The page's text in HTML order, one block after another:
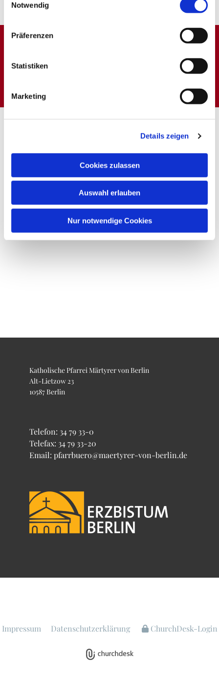
Notwendig
Präferenzen
Statistiken
Marketing
Details zeigen
Cookies zulassen
Auswahl erlauben
Nur notwendige Cookies
Katholische Pfarrei Märtyrer von Berlin
Alt-Lietzow 23
10587 Berlin
Telefon: 34 79 33-0
Telefax: 34 79 33-20
Email: pfarrbuero@maertyrer-von-berlin.de
Impressum Datenschutzerklärung ChurchDesk-Login